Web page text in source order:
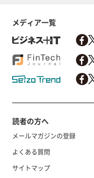
メディア一覧
読者の方へ
メールマガジンの登録
よくある質問
サイトマップ